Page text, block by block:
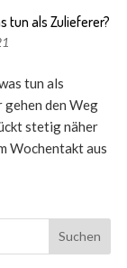
tun als Zulieferer?
tun als
den Weg
stetig näher
Wochentakt aus